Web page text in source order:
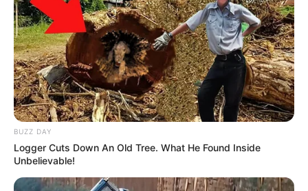
BUZZ DAY
Logger Cuts Down An Old Tree. What He Found Inside
Unbelievable!